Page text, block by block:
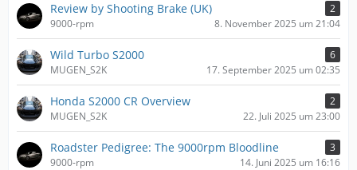
Review by Shooting Brake (UK)
2
9000-rpm
8. November 2025 um 21:04
Wild Turbo S2000
6
MUGEN_S2K
17. September 2025 um 02:35
Honda S2000 CR Overview
2
MUGEN_S2K
22. Juli 2025 um 23:00
Roadster Pedigree: The 9000rpm Bloodline
3
9000-rpm
14. Juni 2025 um 16:16